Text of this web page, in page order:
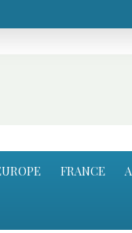
FRANCE